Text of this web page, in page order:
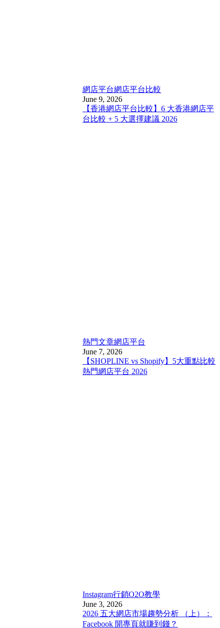
網店平台網店平台比較
June 9, 2026
【香港網店平台比較】6 大香港網店平
台比較 + 5 大選擇建議 2026
熱門文章網店平台
June 7, 2026
【SHOPLINE vs Shopify】5大重點比較
熱門網店平台 2026
Instagram行銷O2O教學
June 3, 2026
2026 五大網店市場趨勢分析 （上）：
Facebook 開專頁就賺到錢？